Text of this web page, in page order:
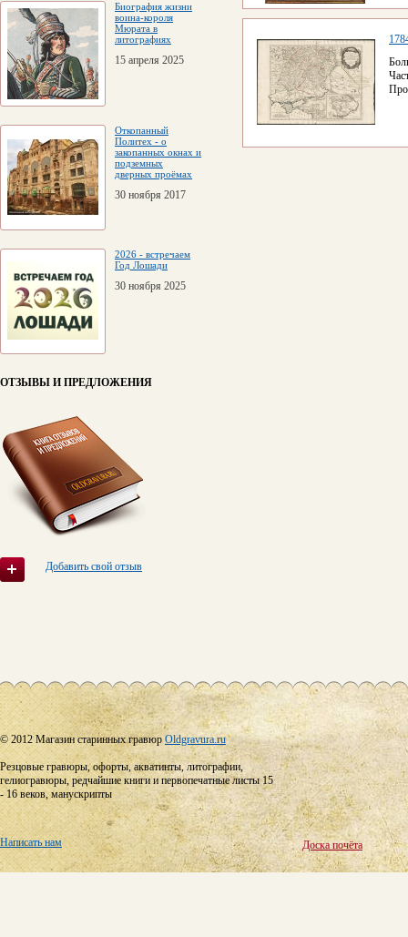
Биография жизни
воина-короля
Мюрата в
литографиях
15 апреля 2025
Откопанный
Политех - о
закопанных окнах и
подземных
дверных проёмах
30 ноября 2017
2026 - встречаем
Год Лошади
30 ноября 2025
ОТЗЫВЫ И ПРЕДЛОЖЕНИЯ
Добавить свой отзыв
© 2012 Магазин старинных гравюрOldgravura.ru
Резцовые гравюры, офорты, акватинты, литографии,
гелиогравюры, редчайшие книги и первопечатные листы 15
- 16 веков, манускрипты
Написать нам Доска почёта